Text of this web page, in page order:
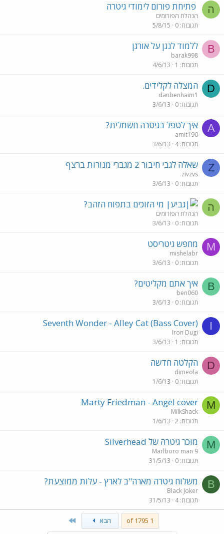
ה פתיחת פורום לימודי גיטרה
הנהלת הפורומים
תגובות 0
5/8/15
B ללמוד לנגן על אורגן
barak998
תגובות 1
4/6/13
D המצלה לקלידים.
danbenhaim1
תגובות 0
3/6/13
A איך לטפל בגיטרה חשמלית?
amit190
תגובות 4
3/6/13
Z שאלה לגבי חיבור 2 מגברי מנורות ברצף
zivzvs
תגובות 0
3/6/13
ה מי הזוכים בתפוח הזהב?
הנהלת הפורומים
תגובות 0
3/6/13
M מחפש גיטריסט
mishelabr
תגובות 0
3/6/13
B איך אתם מקליטים?
ben060
תגובות 0
3/6/13
I
Seventh Wonder - Alley Cat (Bass Cover)
Iron Dugi
תגובות 1
3/6/13
D הקלטה חדשה
dimeola
תגובות 0
1/6/13
M
Marty Friedman - Angel cover
MilkShack
תגובות 2
1/6/13
M מוכר גיטרה של Silverhead
Marlboro man 9
תגובות 0
31/5/13
B משלוח גיטרה מארה"ב לארץ - עלות ממוצעת?
Black Joker
תגובות 4
31/5/13
1 of 1795 הבא